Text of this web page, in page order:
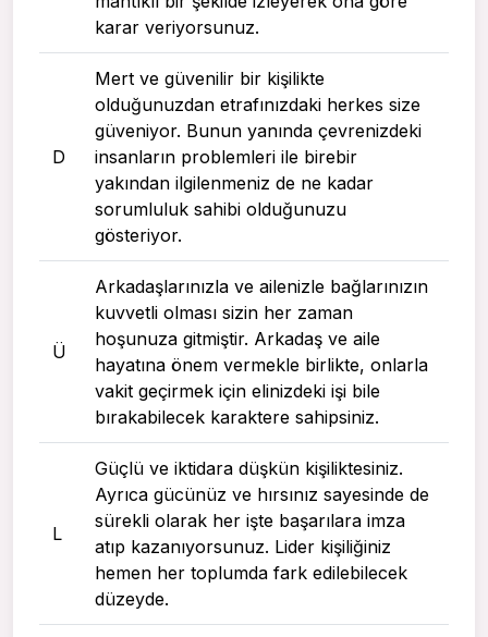
karar veriyorsunuz.
D
Mert ve güvenilir bir kişilikte
olduğunuzdan etrafınızdaki herkes size
güveniyor. Bunun yanında çevrenizdeki
insanların problemleri ile birebir
yakından ilgilenmeniz de ne kadar
sorumluluk sahibi olduğunuzu
gösteriyor.
Ü
Arkadaşlarınızla ve ailenizle bağlarınızın
kuvvetli olması sizin her zaman
hoşunuza gitmiştir. Arkadaş ve aile
hayatına önem vermekle birlikte, onlarla
vakit geçirmek için elinizdeki işi bile
bırakabilecek karaktere sahipsiniz.
L
Güçlü ve iktidara düşkün kişiliktesiniz.
Ayrıca gücünüz ve hırsınız sayesinde de
sürekli olarak her işte başarılara imza
atıp kazanıyorsunuz. Lider kişiliğiniz
hemen her toplumda fark edilebilecek
düzeyde.